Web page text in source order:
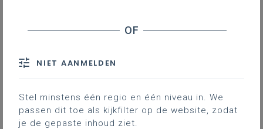
Downloads
Contact
NIET AANMELDEN
Stel minstens één regio en één niveau in. We
passen dit toe als kijkfilter op de website, zodat
je de gepaste inhoud ziet.